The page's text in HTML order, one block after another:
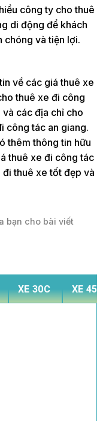
công ty cho thuê
di động để khách
chóng và tiện lợi.
về các giá thuê xe
thuê xe đi công
các địa chỉ cho
công tác an giang.
thêm thông tin hữu
thuê xe đi công tác
đi thuê xe tốt đẹp và
bạn cho bài viết
XE 30C XE 45C